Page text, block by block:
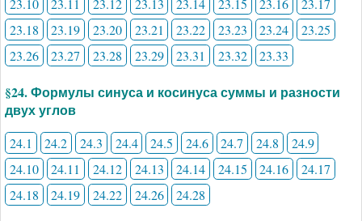
23.10
23.11 23.12 23.13 23.14 23.15 23.16
23.17
23.18
23.19 23.20 23.21 23.22 23.23 23.24
23.25
23.26
23.27 23.28 23.29 23.31 23.32 23.33
§24. Формулы синуса и косинуса суммы и разности
двух углов
24.1 24.2 24.3 24.4 24.5 24.6 24.7 24.8
24.9
24.10
24.11 24.12 24.13 24.14 24.15 24.16
24.17
24.18
24.19 24.22 24.26 24.28